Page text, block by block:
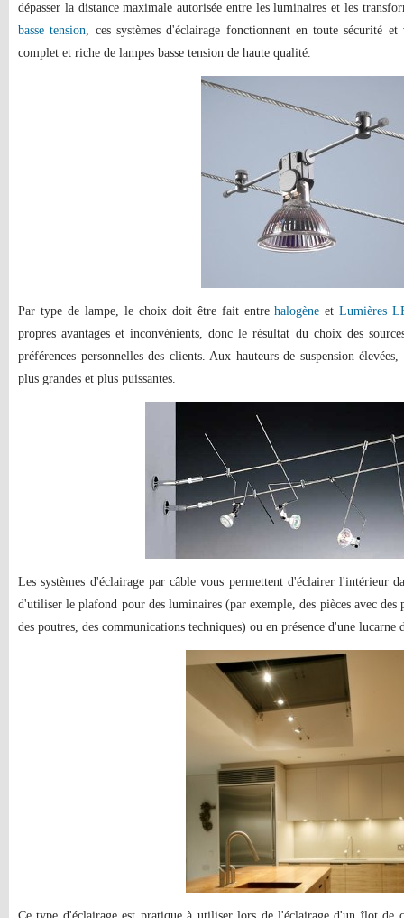
dépasser la distance maximale autorisée entre les luminaires et les
basse tension, ces systèmes d'éclairage fonctionnent en toute sécurité
complet et riche de lampes basse tension de haute qualité.
Par type de lampe, le choix doit être fait entrehalogène etLumières
propres avantages et inconvénients, donc le résultat du choix des
préférences personnelles des clients. Aux hauteurs de suspension
plus grandes et plus puissantes.
Les systèmes d'éclairage par câble vous permettent d'éclairer l'intérieur
d'utiliser le plafond pour des luminaires (par exemple, des pièces avec des
des poutres, des communications techniques) ou en présence d'une lucarne